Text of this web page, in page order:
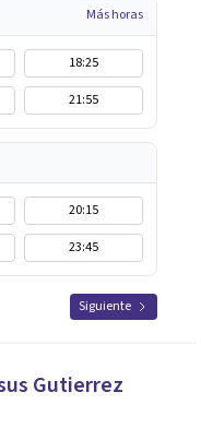
Más horas
18:25
21:55
20:15
23:45
Siguiente
Gutierrez